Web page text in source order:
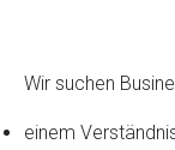
Wir suchen
einem